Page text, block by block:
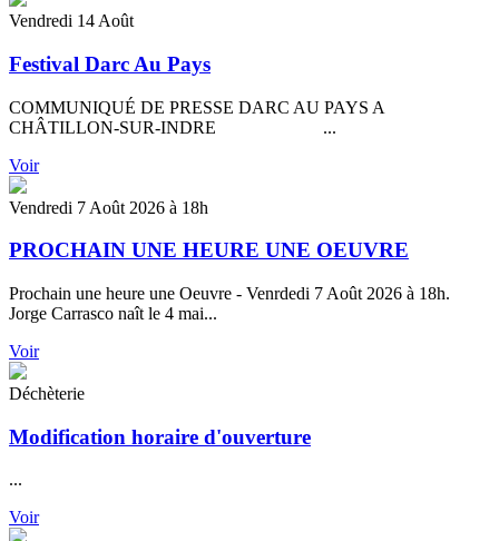
Vendredi 14 Août
Festival Darc Au Pays
COMMUNIQUÉ DE PRESSE DARC AU PAYS A
CHÂTILLON-SUR-INDRE ...
Voir
Vendredi 7 Août 2026 à 18h
PROCHAIN UNE HEURE UNE OEUVRE
Prochain une heure une Oeuvre - Venrdedi 7 Août 2026 à 18h.
Jorge Carrasco naît le 4 mai...
Voir
Déchèterie
Modification horaire d'ouverture
...
Voir